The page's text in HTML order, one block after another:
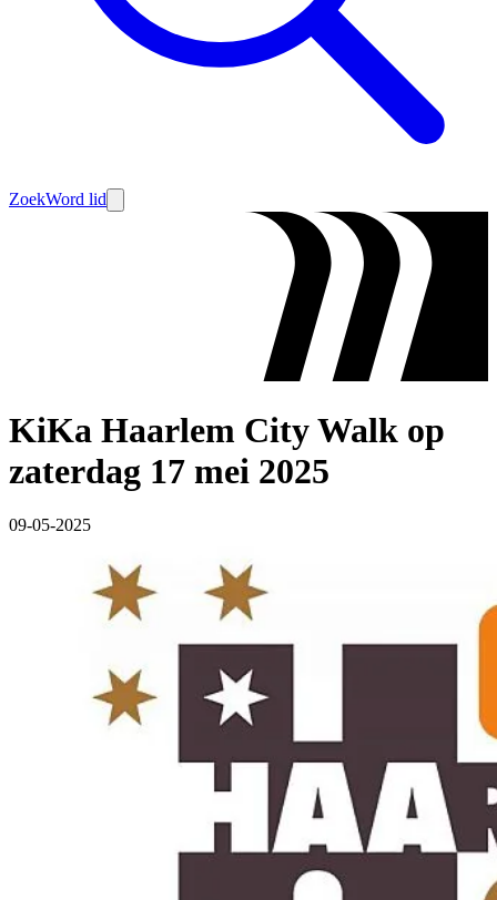
ZoekWord lid
KiKa Haarlem City Walk op
zaterdag 17 mei 2025
09-05-2025